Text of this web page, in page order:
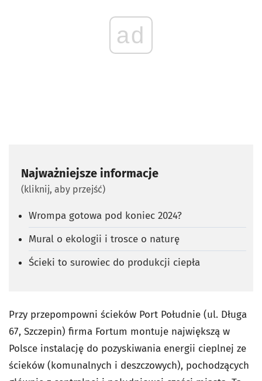
ad
Najważniejsze informacje
(kliknij, aby przejść)
Wrompa gotowa pod koniec 2024?
Mural o ekologii i trosce o naturę
Ścieki to surowiec do produkcji ciepła
Przy przepompowni ścieków Port Południe (ul. Długa
67, Szczepin) firma Fortum montuje największą w
Polsce instalację do pozyskiwania energii cieplnej ze
ścieków (komunalnych i deszczowych), pochodzących